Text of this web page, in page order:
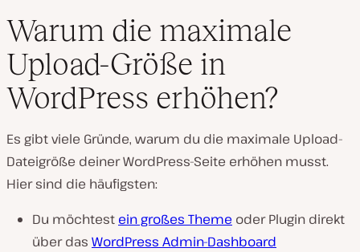
Warum die maximale
Upload-Größe in
WordPress erhöhen?
Es gibt viele Gründe, warum du die maximale Upload-
Dateigröße deiner WordPress-Seite erhöhen musst.
Hier sind die häufigsten:
Du möchtest ein großes Theme oder Plugin direkt
über das WordPress Admin-Dashboard